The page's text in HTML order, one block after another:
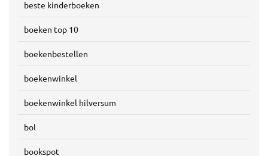
beste kinderboeken
boeken top 10
boekenbestellen
boekenwinkel
boekenwinkel hilversum
bol
bookspot